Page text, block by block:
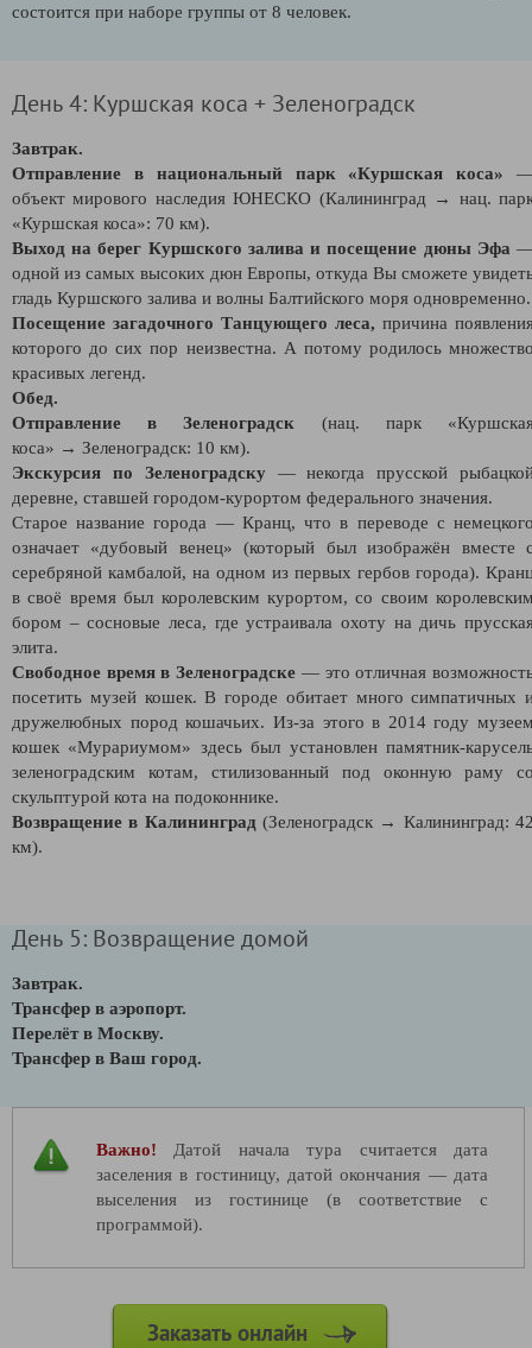
состоится при наборе группы от 8 человек.
День 4: Куршская коса + Зеленоградск
Завтрак.
Отправление в национальный парк «Куршская коса»
объект мирового наследия ЮНЕСКО (Калининград → нац.
«Куршская коса»: 70 км).
Выход на берег Куршского залива и посещение дюны Эфа
одной из самых высоких дюн Европы, откуда Вы сможете
гладь Куршского залива и волны Балтийского моря одновременно.
Посещение загадочного Танцующего леса, причина
которого до сих пор неизвестна. А потому родилось
красивых легенд.
Обед.
Отправление в Зеленоградск (нац. парк
коса» → Зеленоградск: 10 км).
Экскурсия по Зеленоградску
—некогда прусской
деревне, ставшей городом-курортом федерального значения.
Старое название города — Кранц, что в переводе с
означает «дубовый венец» (который был изображён вместе
серебряной камбалой, на одном из первых гербов города).
в своё время был королевским курортом, со своим
бором – сосновые леса, где устраивала охоту на дичь
элита.
Свободное время в Зеленоградске —это отличная
посетить музей кошек. В городе обитает много симпатичных
дружелюбных пород кошачьих. Из-за этого в 2014 году
кошек «Мурариумом» здесь был установлен памятник-
зеленоградским котам, стилизованный под оконную раму
скульптурой кота на подоконнике.
Возвращение в Калининград (Зеленоградск → Калининград:
км).
День 5: Возвращение домой
Завтрак.
Трансфер в аэропорт.
Перелёт в Москву.
Трансфер в Ваш город.
Важно!
Датой начала тура считается дата
заселения в гостиницу, датой окончания — дата
выселения из гостинице (в соответствие с
программой).
Заказать онлайн